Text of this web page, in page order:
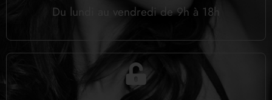
Du lundi au vendredi de 9h à 18h